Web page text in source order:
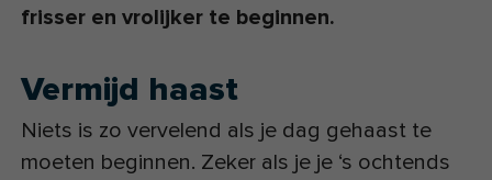
frisser en vrolijker te beginnen.
Vermijd haast
Niets is zo vervelend als je dag gehaast te
moeten beginnen. Zeker als je je ‘s ochtends